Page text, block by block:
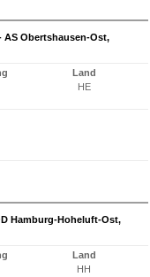
AS Obertshausen-Ost,
Land
HE
Hamburg-Hoheluft-Ost,
Land
HH